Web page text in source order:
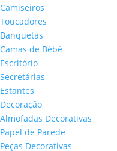
Camiseiros
Toucadores
Banquetas
Camas de Bébé
Escritório
Secretárias
Estantes
Decoração
Almofadas Decorativas
Papel de Parede
Peças Decorativas